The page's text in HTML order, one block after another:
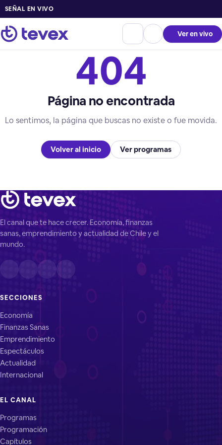
SEÑAL EN VIVO
Ver en vivo
404
Página no encontrada
Lo sentimos, la página que buscas no existe o fue movida.
Volver al inicio Ver programas
El canal que te hace crecer. Economía, finanzas
sanas, emprendimiento y actualidad de Chile y el
mundo.
SECCIONES
Economía
Finanzas Sanas
Emprendimiento
Espectáculos
Actualidad
Internacional
EL CANAL
Programas
Programación
Capítulos